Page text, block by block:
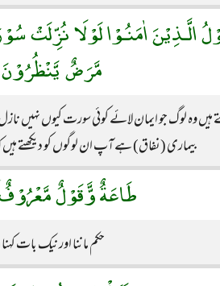
الَّـذِيْنَ اٰمَنُـوْا لَوْلَا نُزِّلَتْ
مَّرَضٌ يَّنْظُرُوْنَ
ہیں وہ لوگ جو ایمان لائے کوئی سورت کیوں
بیماری (نفاق) ہے آپ ان لوگوں کو دیکھتے
طَاعَةٌ وَّّقَوْلٌ مَّعْرُوْفٌ
حکم ماننا اور نیک بات